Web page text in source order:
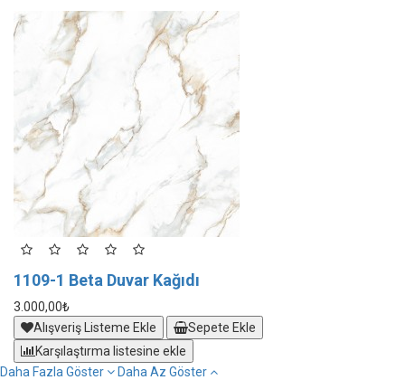
1109-1 Beta Duvar Kağıdı
3.000,00₺
Alışveriş Listeme Ekle
Sepete Ekle
Karşılaştırma listesine ekle
Daha Fazla Göster
Daha Az Göster